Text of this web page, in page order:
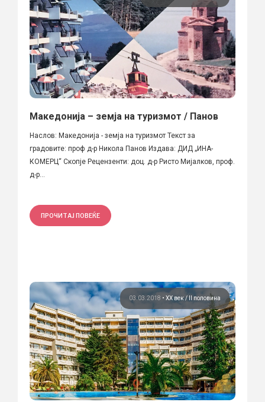
Македонија – земја на туризмот / Панов
Наслов: Македонија - земја на туризмот Текст за
градовите: проф д-р Никола Панов Издава: ДИД „ИНА-
КОМЕРЦ“ Скопје Рецензенти: доц. д-р Ристо Мијалков, проф.
д-р...
ПРОЧИТАЈ ПОВЕЌЕ
03.03.2018 • ХХ век / II половина